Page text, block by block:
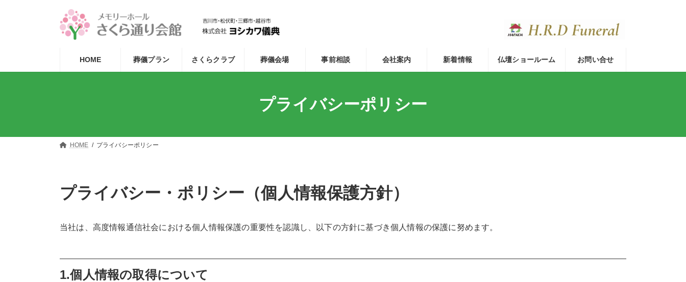
HOME 葬儀プラン さくらクラブ 葬儀会場 事前相談 会社案内 新着情報 仏壇ショールーム お問い合せ
プライバシーポリシー
HOME プライバシーポリシー
プライバシー・ポリシー（個人情報保護方針）
当社は、高度情報通信社会における個人情報保護の重要性を認識し、以下の方針に基づき個人情報の保護に努めます。
1.個人情報の取得について